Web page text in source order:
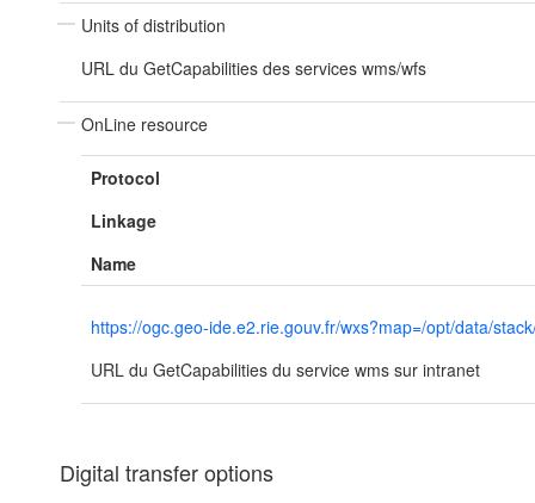
Units of distribution
URL du GetCapabilities des services wms/wfs
OnLine resource
Protocol
Linkage
Name
https://ogc.geo-ide.e2.rie.gouv.fr/wxs?map=/opt/data/
URL du GetCapabilities du service wms sur intranet
Digital transfer options